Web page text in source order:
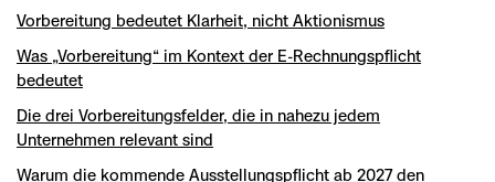
Vorbereitung bedeutet Klarheit, nicht Aktionismus
Was „Vorbereitung“ im Kontext der E-Rechnungspflicht
bedeutet
Die drei Vorbereitungsfelder, die in nahezu jedem
Unternehmen relevant sind
Warum die kommende Ausstellungspflicht ab 2027 den